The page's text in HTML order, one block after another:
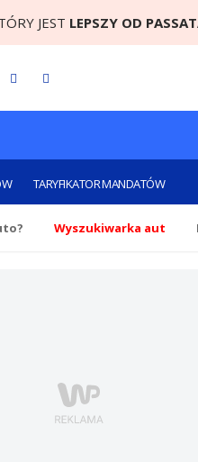
JEST LEPSZY OD
TARYFIKATOR MANDATÓW
Wyszukiwarka aut